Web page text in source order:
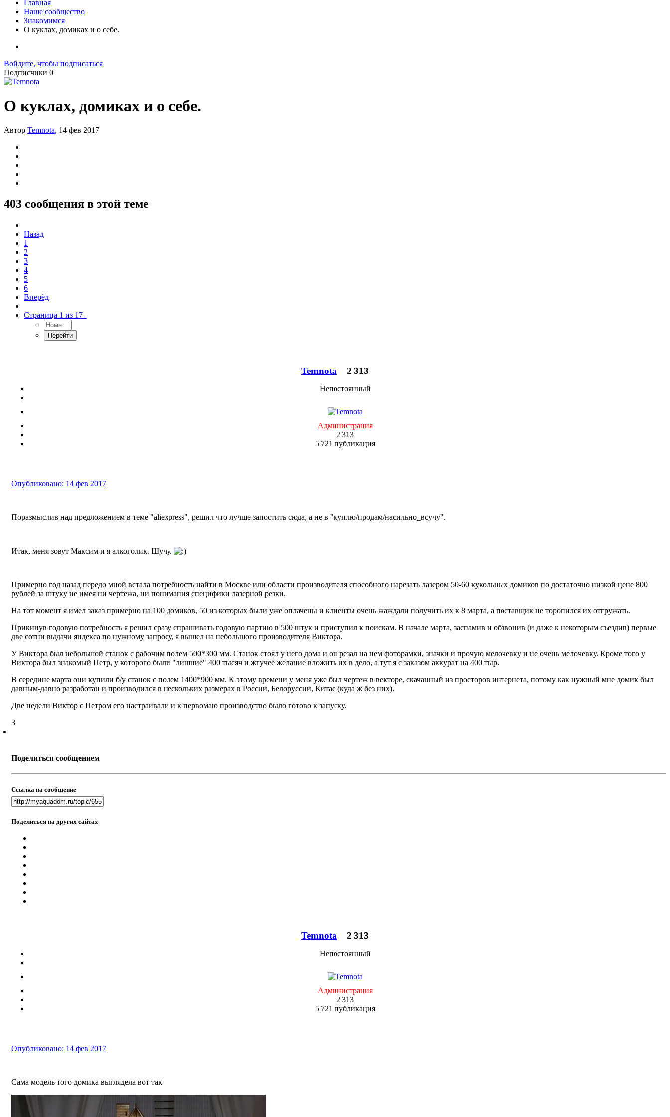
Главная
Наше сообщество
Знакомимся
О куклах, домиках и о себе.
Войдите, чтобы подписаться
Подписчики 0
О куклах, домиках и о себе.
Автор Temnota, 14 фев 2017
403 сообщения в этой теме
Назад
1
2
3
4
5
6
Вперёд
Страница 1 из 17
Temnota 2 313
Непостоянный
Администрация
2 313
5 721 публикация
Опубликовано: 14 фев 2017
Поразмыслив над предложением в теме "aliexpress", решил что лучше запостить сюда, а не в "куплю/продам/насильно_всучу".
Итак, меня зовут Максим и я алкоголик. Шучу.
Примерно год назад передо мной встала потребность найти в Москве или области производителя способного нарезать лазером 50-60 кукольных домиков по достаточно низкой цене 800
рублей за штуку не имея ни чертежа, ни понимания специфики лазерной резки.
На тот момент я имел заказ примерно на 100 домиков, 50 из которых были уже оплачены и клиенты очень жаждали получить их к 8 марта, а поставщик не торопился их отгружать.
Прикинув годовую потребность я решил сразу спрашивать годовую партию в 500 штук и приступил к поискам. В начале марта, заспамив и обзвонив (и даже к некоторым съездив) первые
две сотни выдачи яндекса по нужному запросу, я вышел на небольшого производителя Виктора.
У Виктора был небольшой станок с рабочим полем 500*300 мм. Станок стоял у него дома и он резал на нем фоторамки, значки и прочую мелочевку и не очень мелочевку. Кроме того у
Виктора был знакомый Петр, у которого были "лишние" 400 тысяч и жгучее желание вложить их в дело, а тут я с заказом аккурат на 400 тыр.
В середине марта они купили б/у станок с полем 1400*900 мм. К этому времени у меня уже был чертеж в векторе, скачанный из просторов интернета, потому как нужный мне домик был
давным-давно разработан и производился в нескольких размерах в России, Белоруссии, Китае (куда ж без них).
Две недели Виктор с Петром его настраивали и к первомаю производство было готово к запуску.
3
Поделиться сообщением
Ссылка на сообщение
Поделиться на других сайтах
Temnota 2 313
Непостоянный
Администрация
2 313
5 721 публикация
Опубликовано: 14 фев 2017
Сама модель того домика выглядела вот так